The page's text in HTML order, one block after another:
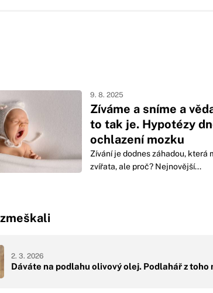
Zíváme a sníme a
to tak je. Hypotézy
ochlazení mozku
9. 8. 2025
Zívání je dodnes záhadou, která
zvířata, ale proč? Nejnovější...
Dáváte na podlahu olivový olej. Podlahář z toho
2. 3. 2026